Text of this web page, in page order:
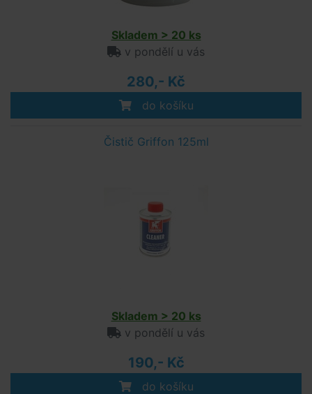
Skladem > 20 ks
v pondělí u vás
280,- Kč
do košíku
Čistič Griffon 125ml
Skladem > 20 ks
v pondělí u vás
190,- Kč
do košíku